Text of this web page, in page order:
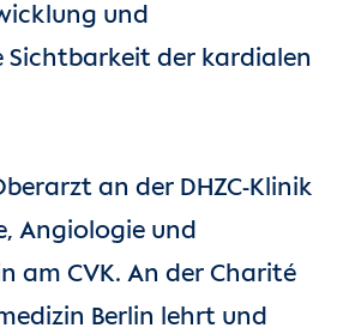
und
der kardialen
an der DHZC-Klinik
Angiologie und
am CVK. An der Charité
Berlin lehrt und